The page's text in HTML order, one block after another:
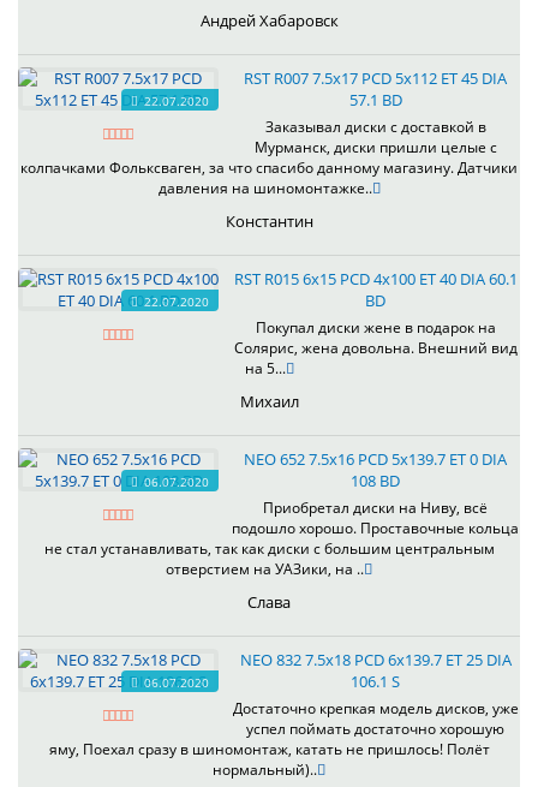
Андрей Хабаровск
22.07.2020
RST R007 7.5x17 PCD 5x112 ET 45 DIA
57.1 BD
Заказывал диски с доставкой в
Мурманск, диски пришли целые с
колпачками Фольксваген, за что спасибо данному магазину. Датчики
давления на шиномонтажке..
Константин
22.07.2020
RST R015 6x15 PCD 4x100 ET 40 DIA 60.1
BD
Покупал диски жене в подарок на
Солярис, жена довольна. Внешний вид
на 5...
Михаил
06.07.2020
NEO 652 7.5x16 PCD 5x139.7 ET 0 DIA
108 BD
Приобретал диски на Ниву, всё
подошло хорошо. Проставочные кольца
не стал устанавливать, так как диски с большим центральным
отверстием на УАЗики, на ..
Слава
06.07.2020
NEO 832 7.5x18 PCD 6x139.7 ET 25 DIA
106.1 S
Достаточно крепкая модель дисков, уже
успел поймать достаточно хорошую
яму, Поехал сразу в шиномонтаж, катать не пришлось! Полёт
нормальный)..